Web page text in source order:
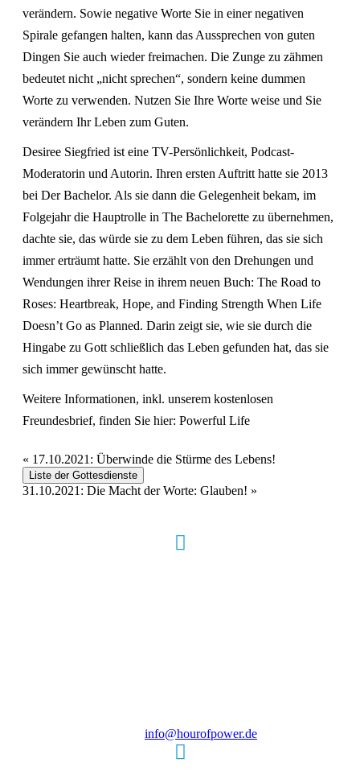
verändern. Sowie negative Worte Sie in einer negativen
Spirale gefangen halten, kann das Aussprechen von guten
Dingen Sie auch wieder freimachen. Die Zunge zu zähmen
bedeutet nicht „nicht sprechen“, sondern keine dummen
Worte zu verwenden. Nutzen Sie Ihre Worte weise und Sie
verändern Ihr Leben zum Guten.
Desiree Siegfried ist eine TV-Persönlichkeit, Podcast-
Moderatorin und Autorin. Ihren ersten Auftritt hatte sie 2013
bei Der Bachelor. Als sie dann die Gelegenheit bekam, im
Folgejahr die Hauptrolle in The Bachelorette zu übernehmen,
dachte sie, das würde sie zu dem Leben führen, das sie sich
immer erträumt hatte. Sie erzählt von den Drehungen und
Wendungen ihrer Reise in ihrem neuen Buch: The Road to
Roses: Heartbreak, Hope, and Finding Strength When Life
Doesn’t Go as Planned. Darin zeigt sie, wie sie durch die
Hingabe zu Gott schließlich das Leben gefunden hat, das sie
sich immer gewünscht hatte.
Weitere Informationen, inkl. unserem kostenlosen
Freundesbrief, finden Sie hier: Powerful Life
« 17.10.2021: Überwinde die Stürme des Lebens!
Liste der Gottesdienste
31.10.2021: Die Macht der Worte: Glauben! »
info@hourofpower.de